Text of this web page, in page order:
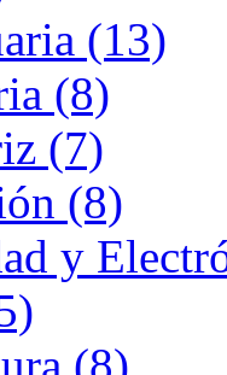
(13)
(8)
(7)
(8)
y
(8)